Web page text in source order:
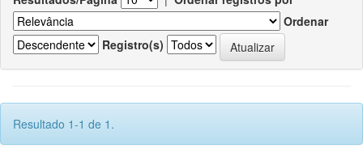
Ordenar
Registro(s)
Resultado 1-1 de 1.